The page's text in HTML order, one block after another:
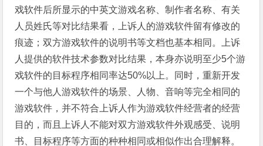
戏软件后所显示的中英文游戏名称、制作者名称、有关
人员姓氏等对比结果看，上诉人的游戏软件留有修改的
痕迹；双方游戏软件的说明书等文档也基本相同。上诉
人提供的软件技术参数对比结果，本身亦说明至少5个游
戏软件的目标程序相同率达50%以上。同时，重新开发
一个与他人游戏软件的场景、人物、音响等完全相同的
游戏软件，并不符合上诉人作为游戏软件经营者的经营
目的，而且上诉人不能对双方游戏软件外观感受、说明
书、目标程序等方面的种种相同或相似作出合理解释。